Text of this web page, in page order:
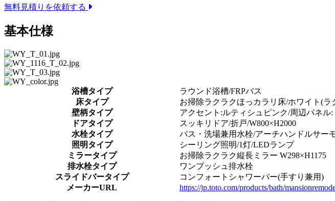
無料見積りを依頼する
基本仕様
浴槽タイプ
ラウンド浴槽/FRPバス
床タイプ
お掃除ラクラクほっカラリ床/ホワイト(ラ
壁柄タイプ
アクセント:ルティシュピンク/周辺パネル:
ドアタイプ
スッキリドア/折戸/W800×H2000
水栓タイプ
バス・洗場兼用水栓/アーチハンドルサー
照明タイプ
シーリング照明/1灯/LEDランプ
ミラータイプ
お掃除ラクラク縦長ミラー W298×H1175
排水栓タイプ
ワンプッシュ排水栓
スライドバータイプ
コンフォートシャワーバー(手すり兼用)
メーカーURL
https://jp.toto.com/products/bath/